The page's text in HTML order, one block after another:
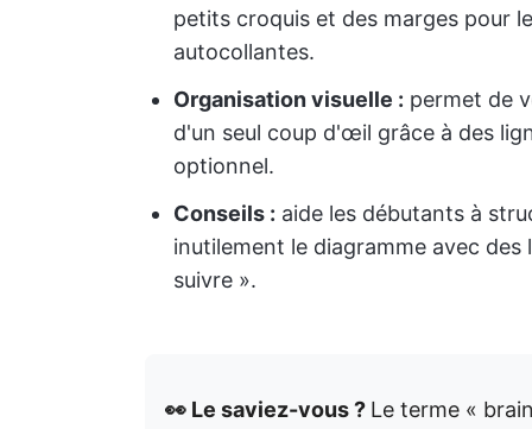
petits croquis et des marges pour
autocollantes.
Organisation visuelle : permet de
d'un seul coup d'œil grâce à des
optionnel.
Conseils : aide les débutants à
inutilement le diagramme avec des
suivre ».
👀 Le saviez-vous ? Le terme «